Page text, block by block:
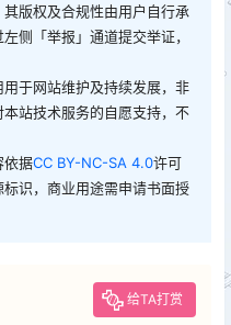
版权及合规性由用户自行承
侧「举报」通道提交举证，
于网站维护及持续发展，非
站技术服务的自愿支持，不
依据CC BY-NC-SA 4.0许可
识，商业用途需申请书面授
给TA打赏